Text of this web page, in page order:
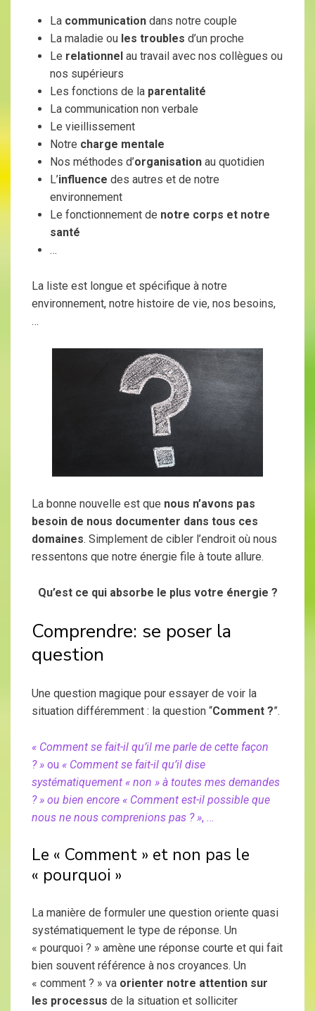
La communication dans notre couple
La maladie ou les troubles d’un proche
Le relationnel au travail avec nos collègues ou
nos supérieurs
Les fonctions de la parentalité
La communication non verbale
Le vieillissement
Notre charge mentale
Nos méthodes d’organisation au quotidien
L’influence des autres et de notre
environnement
Le fonctionnement de notre corps et notre
santé
…
La liste est longue et spécifique à notre
environnement, notre histoire de vie, nos besoins,
…
La bonne nouvelle est que nous n’avons pas
besoin de nous documenter dans tous ces
domaines. Simplement de cibler l’endroit où nous
ressentons que notre énergie file à toute allure.
Qu’est ce qui absorbe le plus votre énergie ?
Comprendre: se poser la
question
Une question magique pour essayer de voir la
situation différemment : la question “Comment ?”.
« Comment se fait-il qu’il me parle de cette façon
? » ou « Comment se fait-il qu’il dise
systématiquement « non » à toutes mes demandes
? » ou bien encore « Comment est-il possible que
nous ne nous comprenions pas ? », …
Le « Comment » et non pas le
« pourquoi »
La manière de formuler une question oriente quasi
systématiquement le type de réponse. Un
« pourquoi ? » amène une réponse courte et qui fait
bien souvent référence à nos croyances. Un
« comment ? » va orienter notre attention sur
les processus de la situation et solliciter